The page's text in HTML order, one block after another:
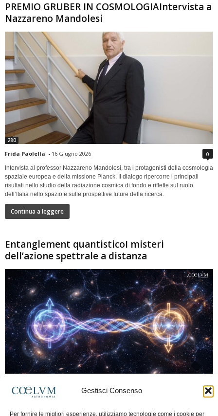
Gestisci Consenso
Per fornire le migliori esperienze, utilizziamo tecnologie come i cookie per
PREMIO GRUBER IN COSMOLOGIAIntervista a
Nazzareno Mandolesi
280
Frida Paolella - 16 Giugno 2026 0
Intervista al professor Nazzareno Mandolesi, tra i protagonisti della cosmologia
spaziale europea e della missione Planck. Il dialogo ripercorre i principali
risultati nello studio della radiazione cosmica di fondo e riflette sul ruolo
dell’Italia nello spazio e sulle prospettive future della ricerca.
Continua a leggere
Entanglement quantisticoI misteri
dell’azione spettrale a distanza
Marco Lorrai - 15 Giugno 2026 0
moderna: due particelle possono mostrare correlazioni che sembrano ignorare